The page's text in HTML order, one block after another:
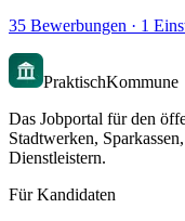
35 Bewerbungen · 1
PraktischKommune
Das Jobportal für den
Stadtwerken,
Dienstleistern.
Für Kandidaten